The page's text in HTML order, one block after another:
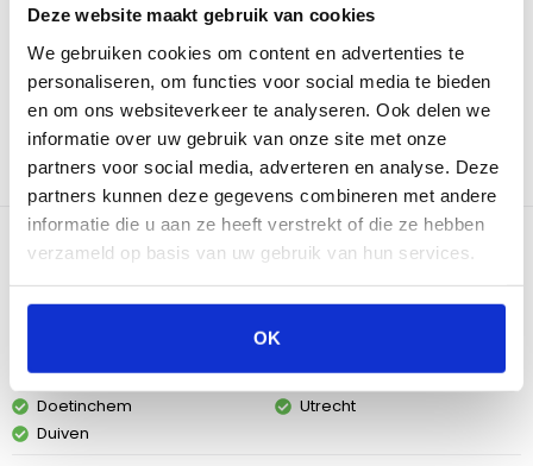
Deze website maakt gebruik van cookies
We gebruiken cookies om content en advertenties te
personaliseren, om functies voor social media te bieden
en om ons websiteverkeer te analyseren. Ook delen we
informatie over uw gebruik van onze site met onze
partners voor social media, adverteren en analyse. Deze
partners kunnen deze gegevens combineren met andere
informatie die u aan ze heeft verstrekt of die ze hebben
verzameld op basis van uw gebruik van hun services.
OK
Dit warmhoudrek voor de bakplaat is ideaal om bijvoorbeeld
broodjes warm te houden, terwijl je de burgers bakt. Op het
warmhoudrek kun je ook gemakkelijk ander voedsel
warmhouden. Dit duurzame rek is ontworpen om etenswaren
eenvoudig van de barbecue te tillen en tegelijkertijd te
voorkomen dat het etenswaren erdoorheen vallen. Na het eten
berg je het warmhoudrek eenvoudig op, door de pootjes in te
klappen.
Bekijk dit product in onze winkels
Den Bosch
Doetinchem
Duiven
Naarden
Utrecht